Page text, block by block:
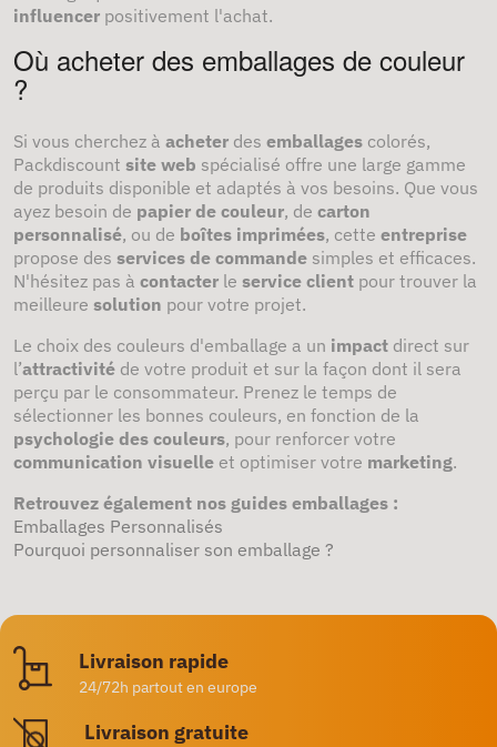
influencer positivement l'achat.
Où acheter des emballages de couleur
?
Si vous cherchez à acheter des emballages colorés,
Packdiscount site web spécialisé offre une large gamme
de produits disponible et adaptés à vos besoins. Que vous
ayez besoin de papier de couleur, de carton
personnalisé, ou de boîtes imprimées, cette entreprise
propose des services de commande simples et efficaces.
N'hésitez pas à contacter le service client pour trouver la
meilleure solution pour votre projet.
Le choix des couleurs d'emballage a un impact direct sur
l’attractivité de votre produit et sur la façon dont il sera
perçu par le consommateur. Prenez le temps de
sélectionner les bonnes couleurs, en fonction de la
psychologie des couleurs, pour renforcer votre
communication visuelle et optimiser votre marketing.
Retrouvez également nos guides emballages :
Emballages Personnalisés
Pourquoi personnaliser son emballage ?
Livraison rapide
24/72h partout en europe
Livraison gratuite